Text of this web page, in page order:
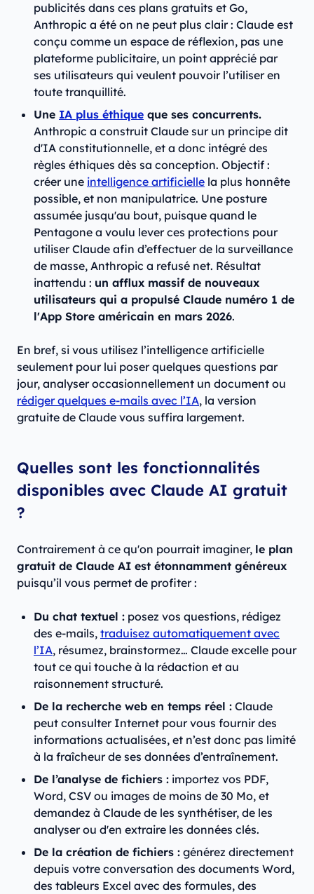
publicités dans ces plans gratuits et Go,
Anthropic a été on ne peut plus clair : Claude est
conçu comme un espace de réflexion, pas une
plateforme publicitaire, un point apprécié par
ses utilisateurs qui veulent pouvoir l’utiliser en
toute tranquillité.
Une IA plus éthique que ses concurrents.
Anthropic a construit Claude sur un principe dit
d'IA constitutionnelle, et a donc intégré des
règles éthiques dès sa conception. Objectif :
créer une intelligence artificielle la plus honnête
possible, et non manipulatrice. Une posture
assumée jusqu'au bout, puisque quand le
Pentagone a voulu lever ces protections pour
utiliser Claude afin d’effectuer de la surveillance
de masse, Anthropic a refusé net. Résultat
inattendu : un afflux massif de nouveaux
utilisateurs qui a propulsé Claude numéro 1 de
l'App Store américain en mars 2026.
En bref, si vous utilisez l’intelligence artificielle
seulement pour lui poser quelques questions par
jour, analyser occasionnellement un document ou
rédiger quelques e-mails avec l’IA, la version
gratuite de Claude vous suffira largement.
Quelles sont les fonctionnalités
disponibles avec Claude AI gratuit
?
Contrairement à ce qu'on pourrait imaginer, le plan
gratuit de Claude AI est étonnamment généreux
puisqu’il vous permet de profiter :
Du chat textuel : posez vos questions, rédigez
des e-mails, traduisez automatiquement avec
l’IA, résumez, brainstormez… Claude excelle pour
tout ce qui touche à la rédaction et au
raisonnement structuré.
De la recherche web en temps réel : Claude
peut consulter Internet pour vous fournir des
informations actualisées, et n’est donc pas limité
à la fraîcheur de ses données d’entraînement.
De l’analyse de fichiers : importez vos PDF,
Word, CSV ou images de moins de 30 Mo, et
demandez à Claude de les synthétiser, de les
analyser ou d'en extraire les données clés.
De la création de fichiers : générez directement
depuis votre conversation des documents Word,
des tableurs Excel avec des formules, des